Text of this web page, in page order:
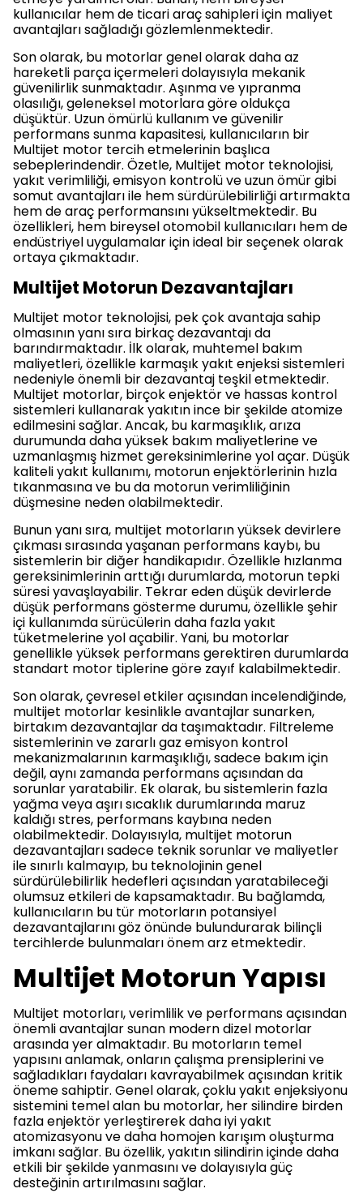
kullanıcılar hem de ticari araç sahipleri için maliyet
avantajları sağladığı gözlemlenmektedir.
Son olarak, bu motorlar genel olarak daha az
hareketli parça içermeleri dolayısıyla mekanik
güvenilirlik sunmaktadır. Aşınma ve yıpranma
olasılığı, geleneksel motorlara göre oldukça
düşüktür. Uzun ömürlü kullanım ve güvenilir
performans sunma kapasitesi, kullanıcıların bir
Multijet motor tercih etmelerinin başlıca
sebeplerindendir. Özetle, Multijet motor teknolojisi,
yakıt verimliliği, emisyon kontrolü ve uzun ömür gibi
somut avantajları ile hem sürdürülebilirliği artırmakta
hem de araç performansını yükseltmektedir. Bu
özellikleri, hem bireysel otomobil kullanıcıları hem de
endüstriyel uygulamalar için ideal bir seçenek olarak
ortaya çıkmaktadır.
Multijet Motorun Dezavantajları
Multijet motor teknolojisi, pek çok avantaja sahip
olmasının yanı sıra birkaç dezavantajı da
barındırmaktadır. İlk olarak, muhtemel bakım
maliyetleri, özellikle karmaşık yakıt enjeksi sistemleri
nedeniyle önemli bir dezavantaj teşkil etmektedir.
Multijet motorlar, birçok enjektör ve hassas kontrol
sistemleri kullanarak yakıtın ince bir şekilde atomize
edilmesini sağlar. Ancak, bu karmaşıklık, arıza
durumunda daha yüksek bakım maliyetlerine ve
uzmanlaşmış hizmet gereksinimlerine yol açar. Düşük
kaliteli yakıt kullanımı, motorun enjektörlerinin hızla
tıkanmasına ve bu da motorun verimliliğinin
düşmesine neden olabilmektedir.
Bunun yanı sıra, multijet motorların yüksek devirlere
çıkması sırasında yaşanan performans kaybı, bu
sistemlerin bir diğer handikapıdır. Özellikle hızlanma
gereksinimlerinin arttığı durumlarda, motorun tepki
süresi yavaşlayabilir. Tekrar eden düşük devirlerde
düşük performans gösterme durumu, özellikle şehir
içi kullanımda sürücülerin daha fazla yakıt
tüketmelerine yol açabilir. Yani, bu motorlar
genellikle yüksek performans gerektiren durumlarda
standart motor tiplerine göre zayıf kalabilmektedir.
Son olarak, çevresel etkiler açısından incelendiğinde,
multijet motorlar kesinlikle avantajlar sunarken,
birtakım dezavantajlar da taşımaktadır. Filtreleme
sistemlerinin ve zararlı gaz emisyon kontrol
mekanizmalarının karmaşıklığı, sadece bakım için
değil, aynı zamanda performans açısından da
sorunlar yaratabilir. Ek olarak, bu sistemlerin fazla
yağma veya aşırı sıcaklık durumlarında maruz
kaldığı stres, performans kaybına neden
olabilmektedir. Dolayısıyla, multijet motorun
dezavantajları sadece teknik sorunlar ve maliyetler
ile sınırlı kalmayıp, bu teknolojinin genel
sürdürülebilirlik hedefleri açısından yaratabileceği
olumsuz etkileri de kapsamaktadır. Bu bağlamda,
kullanıcıların bu tür motorların potansiyel
dezavantajlarını göz önünde bulundurarak bilinçli
tercihlerde bulunmaları önem arz etmektedir.
Multijet Motorun Yapısı
Multijet motorları, verimlilik ve performans açısından
önemli avantajlar sunan modern dizel motorlar
arasında yer almaktadır. Bu motorların temel
yapısını anlamak, onların çalışma prensiplerini ve
sağladıkları faydaları kavrayabilmek açısından kritik
öneme sahiptir. Genel olarak, çoklu yakıt enjeksiyonu
sistemini temel alan bu motorlar, her silindire birden
fazla enjektör yerleştirerek daha iyi yakıt
atomizasyonu ve daha homojen karışım oluşturma
imkanı sağlar. Bu özellik, yakıtın silindirin içinde daha
etkili bir şekilde yanmasını ve dolayısıyla güç
desteğinin artırılmasını sağlar.